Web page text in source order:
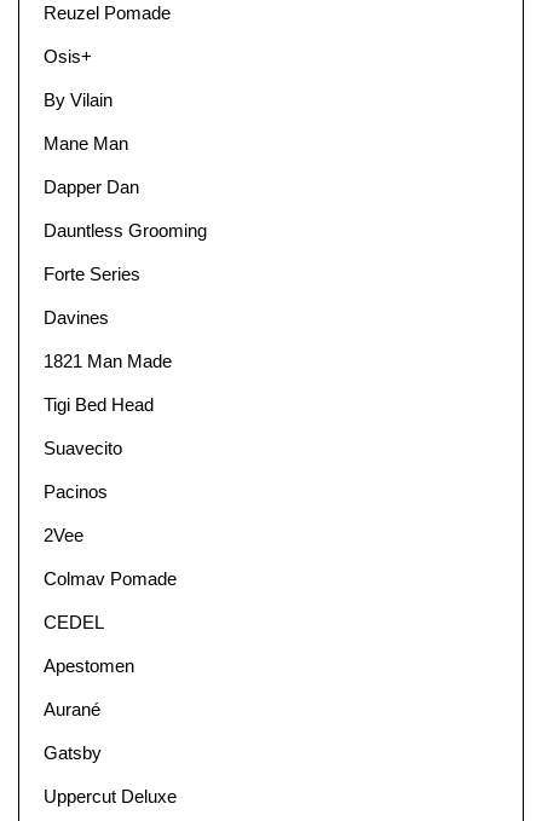
Reuzel Pomade
Osis+
By Vilain
Mane Man
Dapper Dan
Dauntless Grooming
Forte Series
Davines
1821 Man Made
Tigi Bed Head
Suavecito
Pacinos
2Vee
Colmav Pomade
CEDEL
Apestomen
Aurané
Gatsby
Uppercut Deluxe